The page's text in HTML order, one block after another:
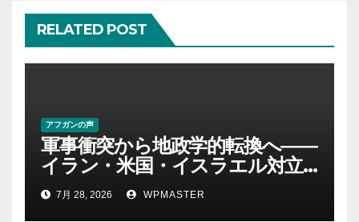
RELATED POST
アフガンの声
軍事衝突から地政学的転換へ――
イラン・米国・イスラエル対立
後の中東 権力、抵抗、世界秩序
を問い直す-第２部
7月 28, 2026 WPMASTER